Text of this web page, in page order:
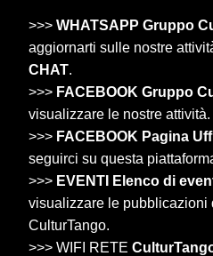
>>>WHATSAPP Gruppo
aggiornarti sulle nostre
CHAT.
>>> FACEBOOK Gruppo
visualizzare le nostre attività.
>>> FACEBOOK Pagina
seguirci su questa
>>> EVENTI Elenco di
visualizzare le pubblicazioni
CulturTango.
>>> WIFI RETE